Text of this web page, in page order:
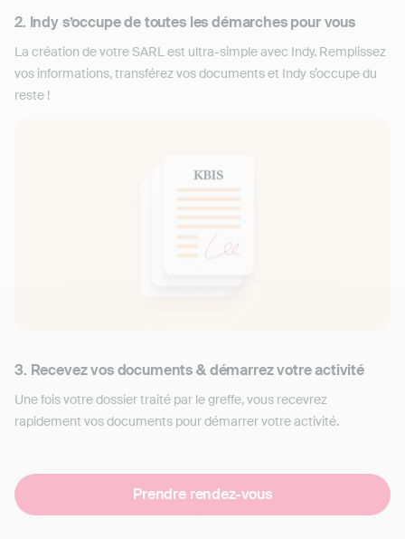
2. Indy s’occupe de toutes les démarches pour vous
La création de votre SARL est ultra-simple avec Indy. Remplissez
vos informations, transférez vos documents et Indy s’occupe du
reste !
3. Recevez vos documents & démarrez votre activité
Une fois votre dossier traité par le greffe, vous recevrez
rapidement vos documents pour démarrer votre activité.
Prendre rendez-vous